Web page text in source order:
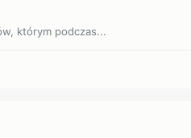
którym podczas...